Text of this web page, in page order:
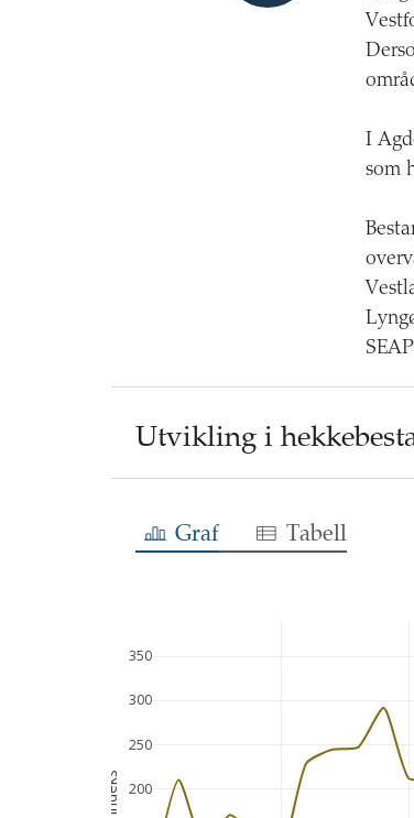
I
som
Utvikling i
Graf Tabell
200
250
300
350
Indeks